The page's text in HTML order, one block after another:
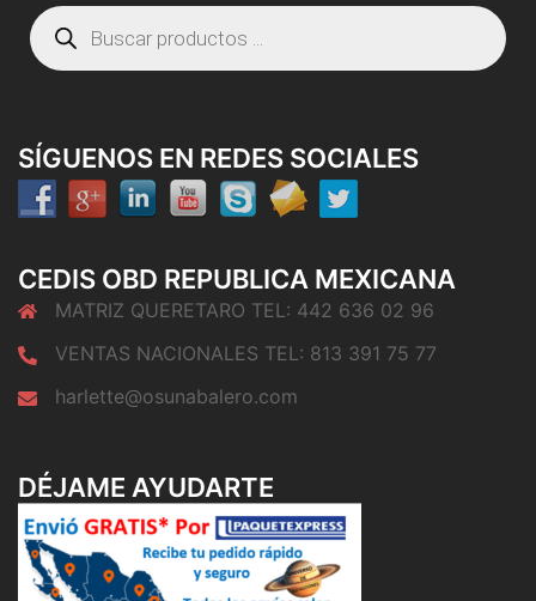
Búsqueda
de
productos
SÍGUENOS EN REDES SOCIALES
CEDIS OBD REPUBLICA MEXICANA
MATRIZ QUERETARO TEL: 442 636 02 96
VENTAS NACIONALES TEL: 813 391 75 77
harlette@osunabalero.com
DÉJAME AYUDARTE